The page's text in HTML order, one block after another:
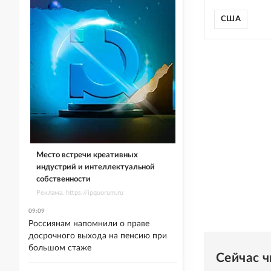
США
Сейчас
Место встречи креативных
индустрий и интеллектуальной
собственности
Реклама. https://ipquorum.ru
09:09
Россиянам напомнили о праве
досрочного выхода на пенсию при
большом стаже